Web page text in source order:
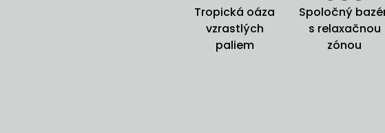
Tropická oáza
vzrastlých
paliem
Spoločný
s relaxačnou
zónou